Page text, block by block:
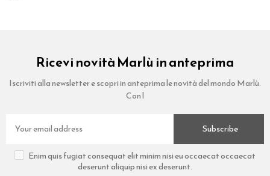
Ricevi novità Marlù in anteprima
Iscriviti alla newsletter e scopri in anteprima le novità del mondo Marlù.
Con l
Subscribe
Enim quis fugiat consequat elit minim nisi eu occaecat occaecat
deserunt aliquip nisi ex deserunt.